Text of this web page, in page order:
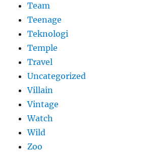
Team
Teenage
Teknologi
Temple
Travel
Uncategorized
Villain
Vintage
Watch
Wild
Zoo